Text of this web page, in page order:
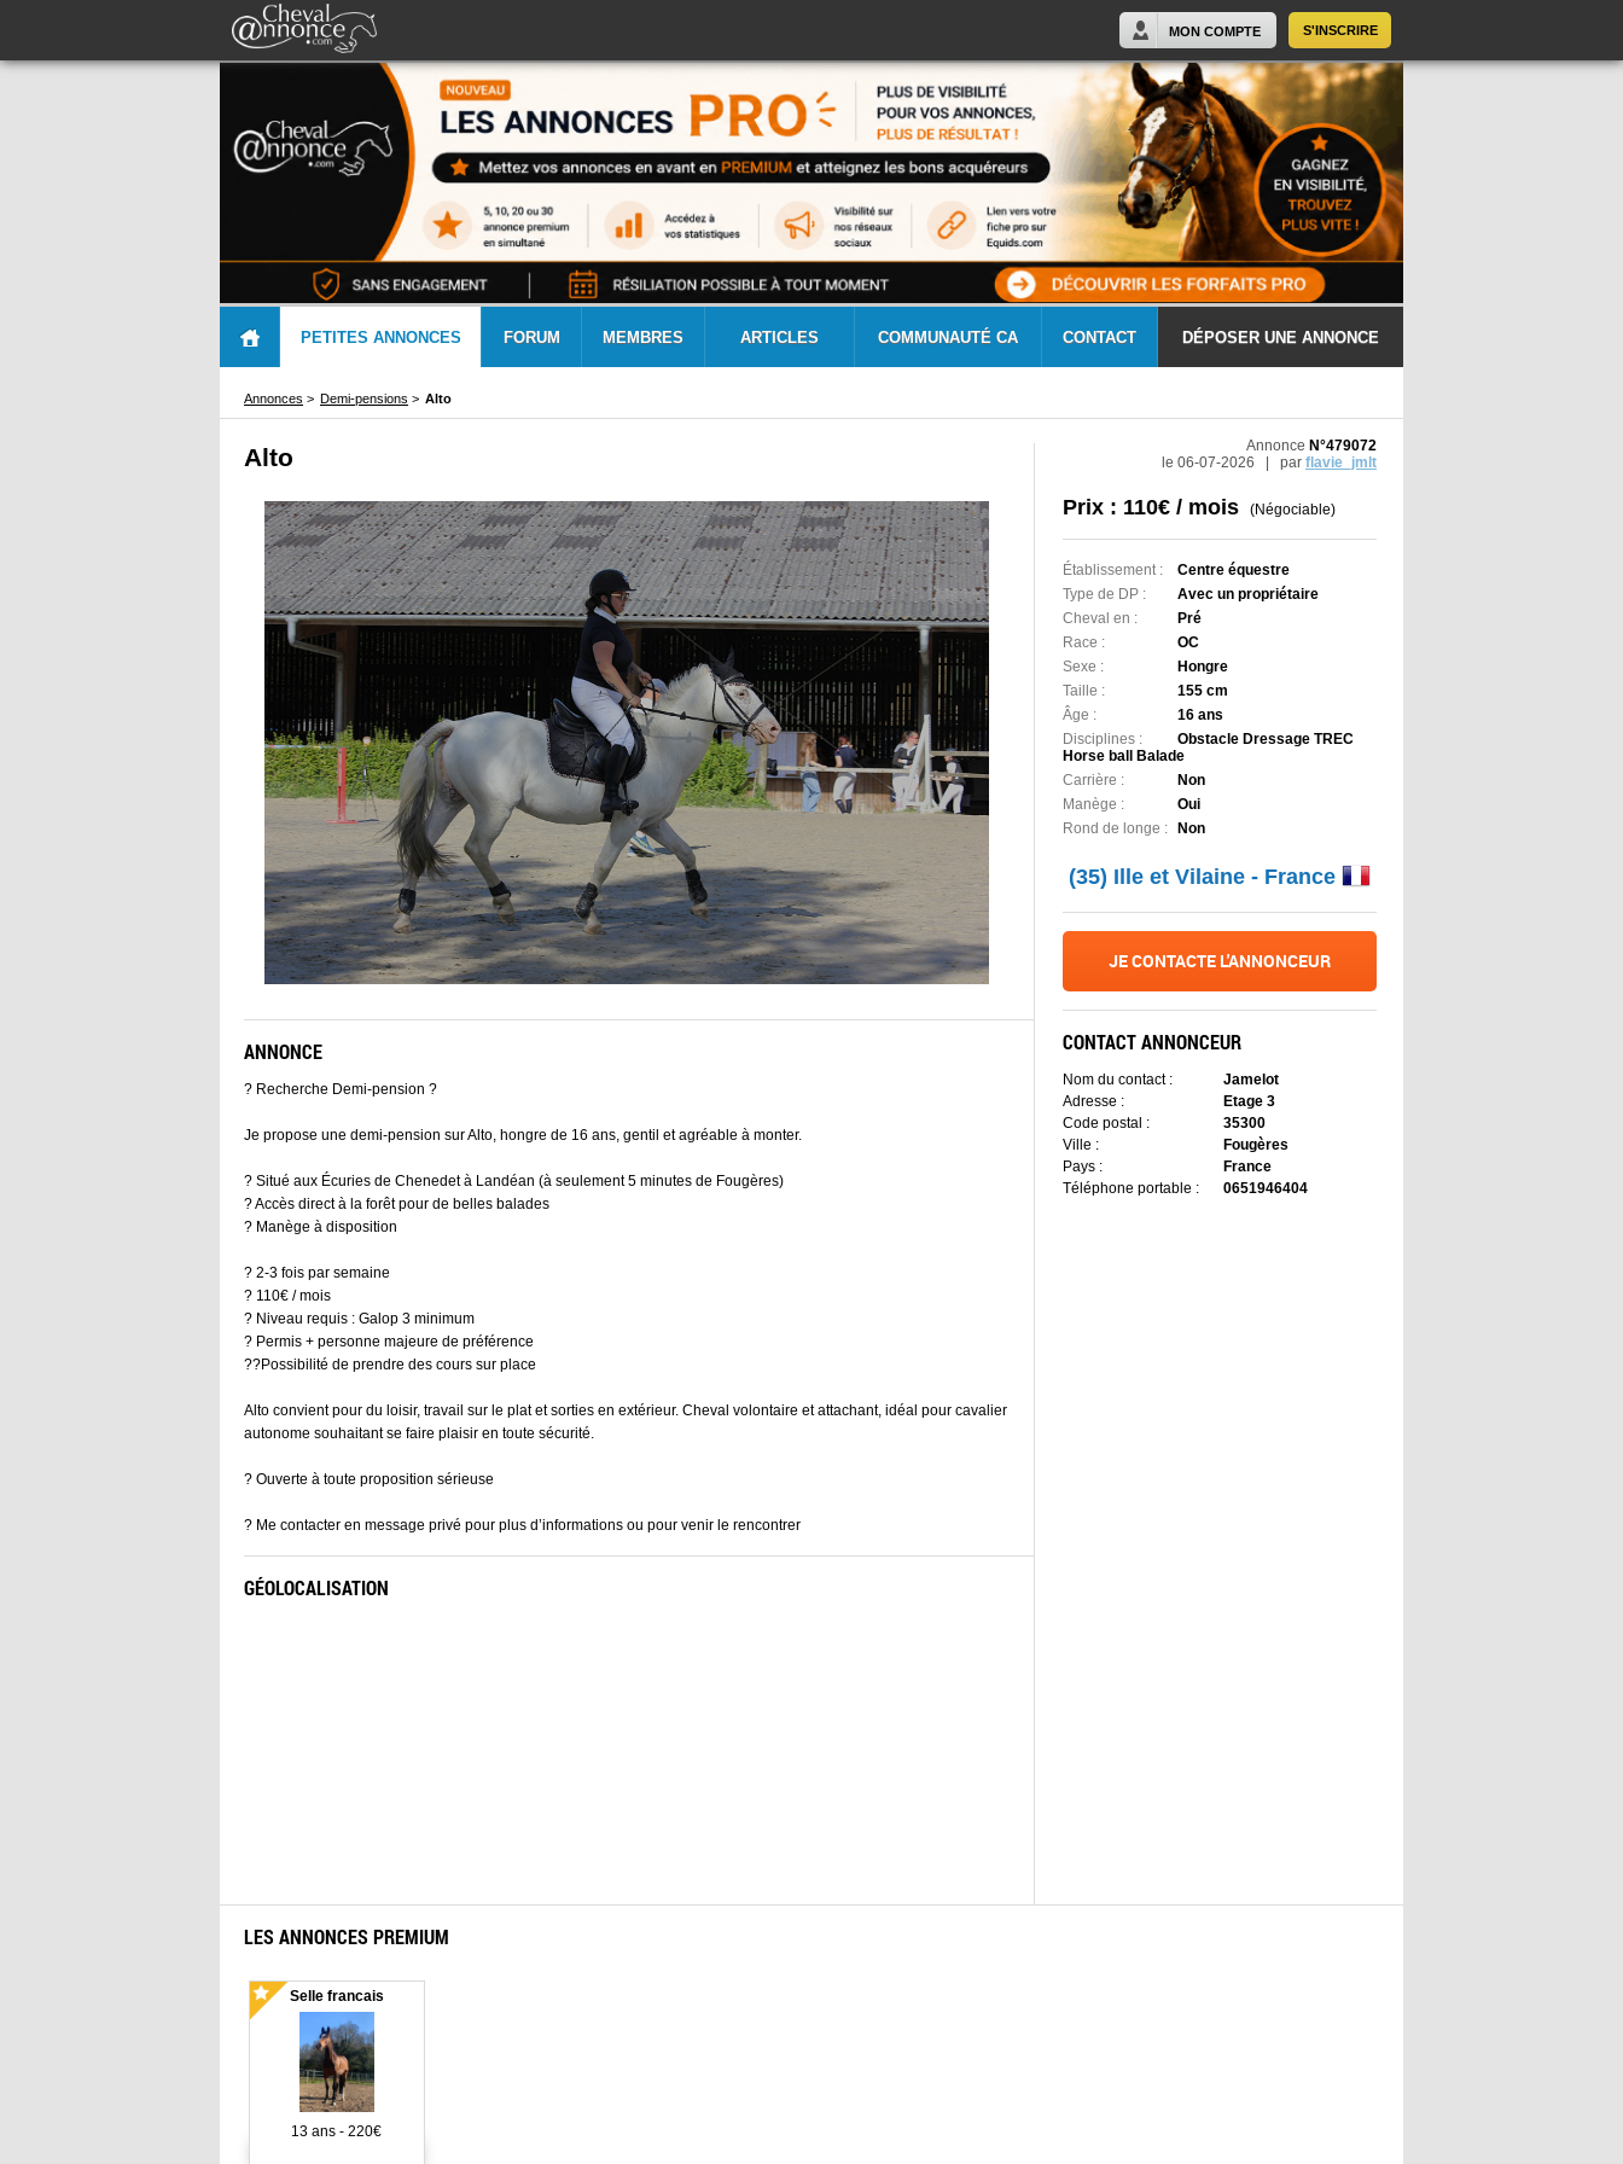
S'INSCRIRE
MON COMPTE
PETITES ANNONCES FORUM MEMBRES ARTICLES COMMUNAUTÉ CA CONTACT DÉPOSER UNE ANNONCE
Annonces > Demi-pensions > Alto
Alto
ANNONCE
? Recherche Demi-pension ?
Je propose une demi-pension sur Alto, hongre de 16 ans, gentil et agréable à monter.
? Situé aux Écuries de Chenedet à Landéan (à seulement 5 minutes de Fougères)
? Accès direct à la forêt pour de belles balades
? Manège à disposition
? 2-3 fois par semaine
? 110€ / mois
? Niveau requis : Galop 3 minimum
? Permis + personne majeure de préférence
??Possibilité de prendre des cours sur place
Alto convient pour du loisir, travail sur le plat et sorties en extérieur. Cheval volontaire et attachant, idéal pour cavalier
autonome souhaitant se faire plaisir en toute sécurité.
? Ouverte à toute proposition sérieuse
? Me contacter en message privé pour plus d’informations ou pour venir le rencontrer
GÉOLOCALISATION
Annonce N°479072
le 06-07-2026 | par flavie_jmlt
Prix : 110€ / mois (Négociable)
Établissement :
Centre équestre
Type de DP :
Avec un propriétaire
Cheval en :
Pré
Race :
OC
Sexe :
Hongre
Taille :
155 cm
Âge :
16 ans
Disciplines :
Obstacle Dressage TREC
Horse ball Balade
Carrière :
Non
Manège :
Oui
Rond de longe :
Non
(35) Ille et Vilaine - France
JE CONTACTE L'ANNONCEUR
CONTACT ANNONCEUR
Nom du contact :
Jamelot
Adresse :
Etage 3
Code postal :
35300
Ville :
Fougères
Pays :
France
Téléphone portable :
0651946404
LES ANNONCES PREMIUM
Selle francais
13 ans - 220€